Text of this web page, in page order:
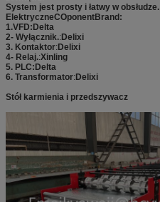
System jest prosty i łatwy w obsłudze.
ElektryczneCOponentBrand :
1.VFD: Delta
2- Wyłącznik.:Delixi
3. Kontaktor:Delixi
4- Relaj.:Xinling
5. PLC: Delta
6. Transformator:Delixi
Stół karmienia i przedszywacz